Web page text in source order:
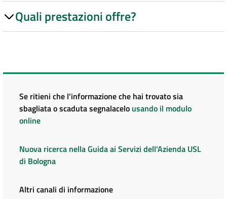
Quali prestazioni offre?
Se ritieni che l'informazione che hai trovato sia
sbagliata o scaduta segnalacelo usando il modulo
online
Nuova ricerca nella Guida ai Servizi dell'Azienda USL
di Bologna
Altri canali di informazione